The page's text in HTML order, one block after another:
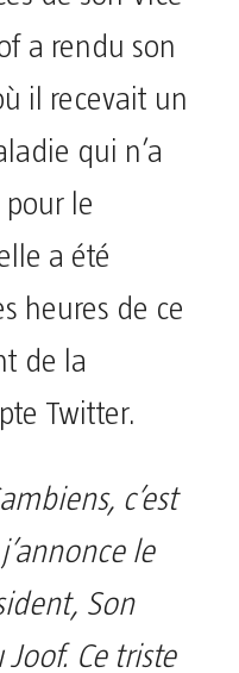
a rendu son
il recevait un
qui n’a
pour le
a été
heures de ce
de la
Twitter.
c’est
le
Son
Ce triste